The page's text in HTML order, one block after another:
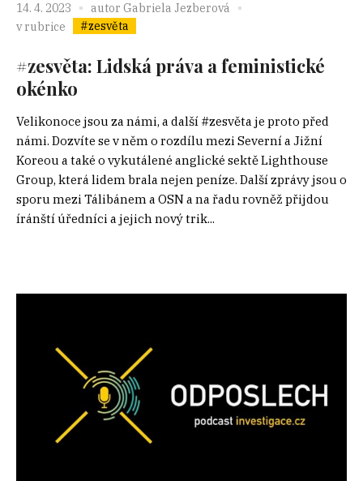
14. 4. 2023 autor Gabriela Jezberová
v rubrice
#zesvěta
#zesvěta: Lidská práva a feministické
okénko
Velikonoce jsou za námi, a další #zesvěta je proto před
námi. Dozvíte se v něm o rozdílu mezi Severní a Jižní
Koreou a také o vykutálené anglické sektě Lighthouse
Group, která lidem brala nejen peníze. Další zprávy jsou o
sporu mezi Tálibánem a OSN a na řadu rovněž přijdou
íránští úředníci a jejich nový trik...